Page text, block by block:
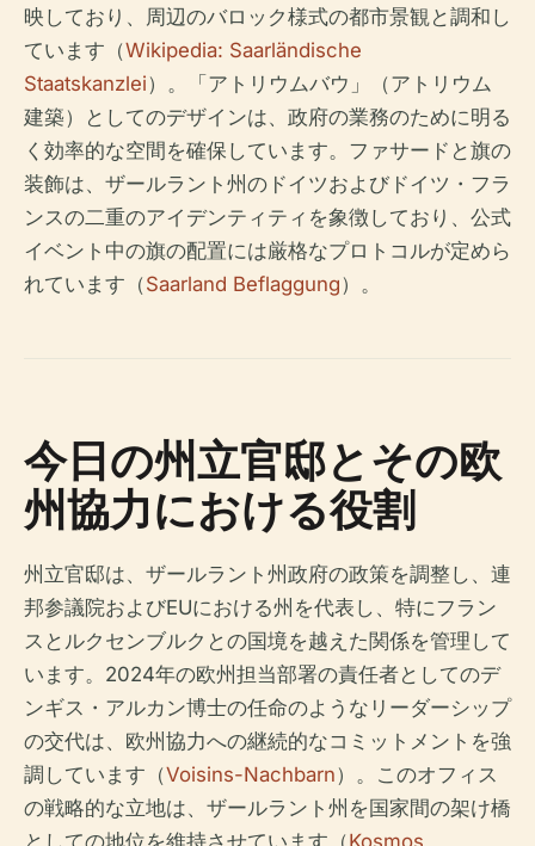
映しており、周辺のバロック様式の都市景観と調和し
ています（Wikipedia: Saarländische
Staatskanzlei）。「アトリウムバウ」（アトリウム
建築）としてのデザインは、政府の業務のために明る
く効率的な空間を確保しています。ファサードと旗の
装飾は、ザールラント州のドイツおよびドイツ・フラ
ンスの二重のアイデンティティを象徴しており、公式
イベント中の旗の配置には厳格なプロトコルが定めら
れています（Saarland Beflaggung）。
今日の州立官邸とその欧
州協力における役割
州立官邸は、ザールラント州政府の政策を調整し、連
邦参議院およびEUにおける州を代表し、特にフラン
スとルクセンブルクとの国境を越えた関係を管理して
います。2024年の欧州担当部署の責任者としてのデ
ンギス・アルカン博士の任命のようなリーダーシップ
の交代は、欧州協力への継続的なコミットメントを強
調しています（Voisins-Nachbarn）。このオフィス
の戦略的な立地は、ザールラント州を国家間の架け橋